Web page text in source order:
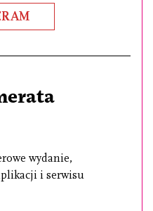
wydanie,
i serwisu